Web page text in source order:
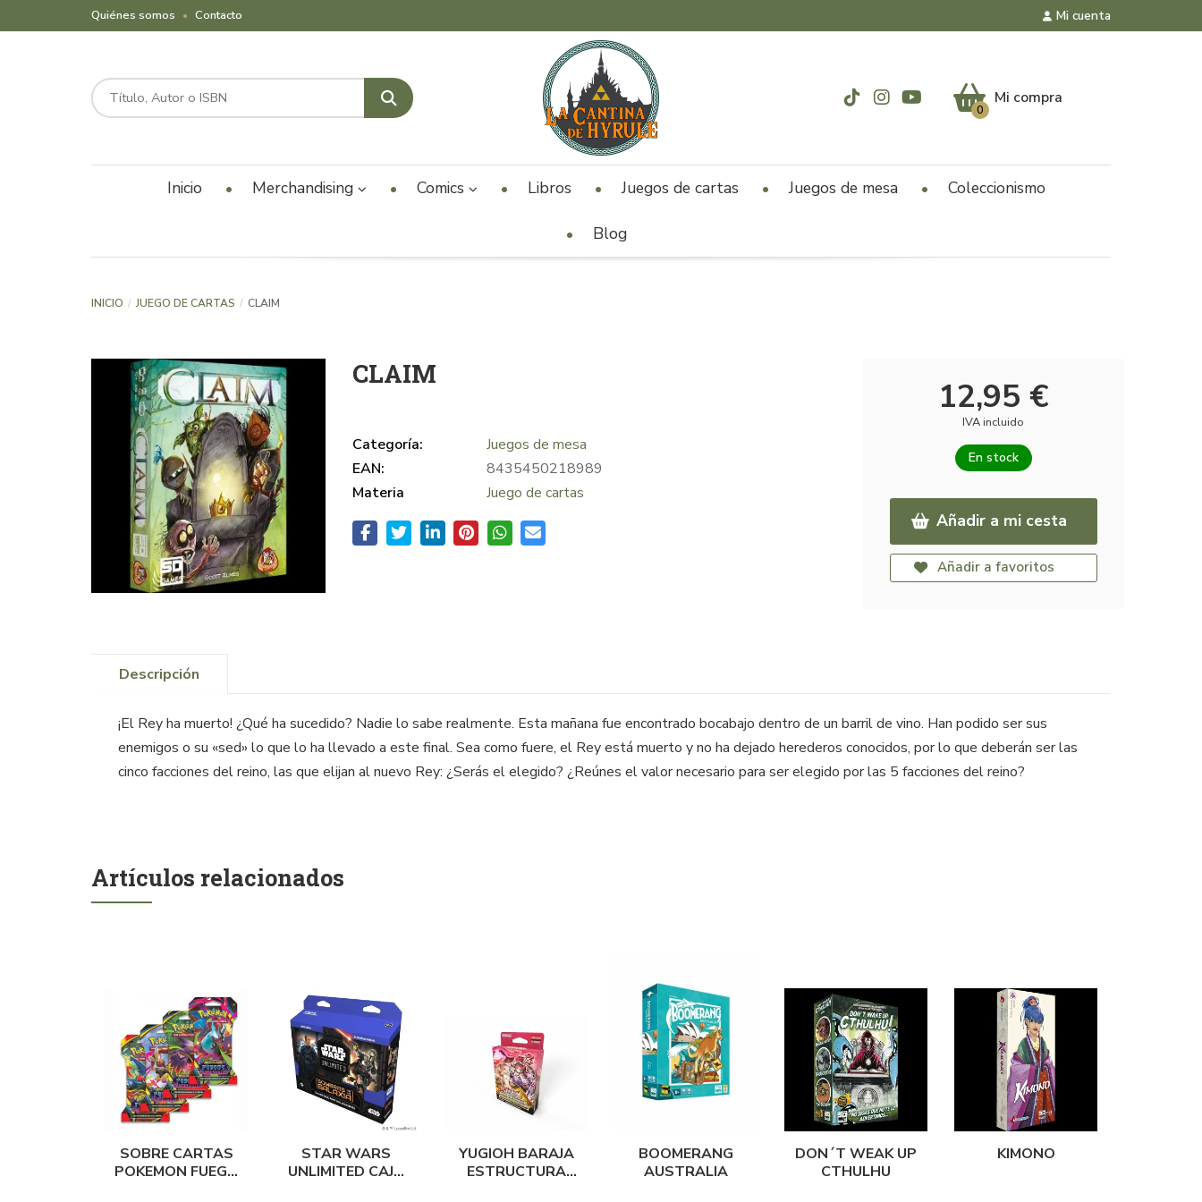
Quiénes somos Contacto Mi cuenta
Mi compra
0
Inicio Merchandising Comics Libros Juegos de cartas Juegos de mesa Coleccionismo
Blog
INICIO JUEGO DE CARTAS CLAIM
CLAIM
Categoría:
Juegos de mesa
EAN:
8435450218989
Materia
Juego de cartas
12,95 €
IVA incluido
En stock
Añadir a mi cesta
Añadir a favoritos
Descripción
¡El Rey ha muerto! ¿Qué ha sucedido? Nadie lo sabe realmente. Esta mañana fue encontrado bocabajo dentro de un barril de vino. Han podido ser sus
enemigos o su «sed» lo que lo ha llevado a este final. Sea como fuere, el Rey está muerto y no ha dejado herederos conocidos, por lo que deberán ser las
cinco facciones del reino, las que elijan al nuevo Rey: ¿Serás el elegido? ¿Reúnes el valor necesario para ser elegido por las 5 facciones del reino?
Artículos relacionados
SOBRE CARTAS
POKEMON FUEGO
STAR WARS
UNLIMITED CAJA
YUGIOH BARAJA
ESTRUCTURA
BOOMERANG
AUSTRALIA
DON´T WEAK UP
CTHULHU
KIMONO